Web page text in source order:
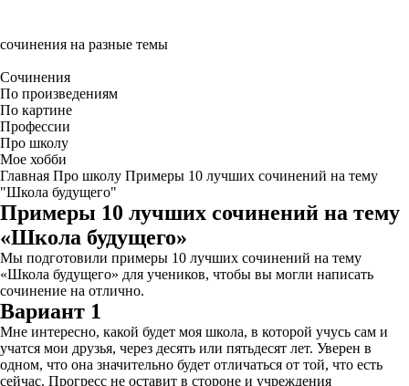
сочинения на разные темы
Сочинения
По произведениям
По картине
Профессии
Про школу
Мое хобби
Главная Про школу Примеры 10 лучших сочинений на тему
"Школа будущего"
Примеры 10 лучших сочинений на тему
«Школа будущего»
Мы подготовили примеры 10 лучших сочинений на тему
«Школа будущего» для учеников, чтобы вы могли написать
сочинение на отлично.
Вариант 1
Мне интересно, какой будет моя школа, в которой учусь сам и
учатся мои друзья, через десять или пятьдесят лет. Уверен в
одном, что она значительно будет отличаться от той, что есть
сейчас. Прогресс не оставит в стороне и учреждения